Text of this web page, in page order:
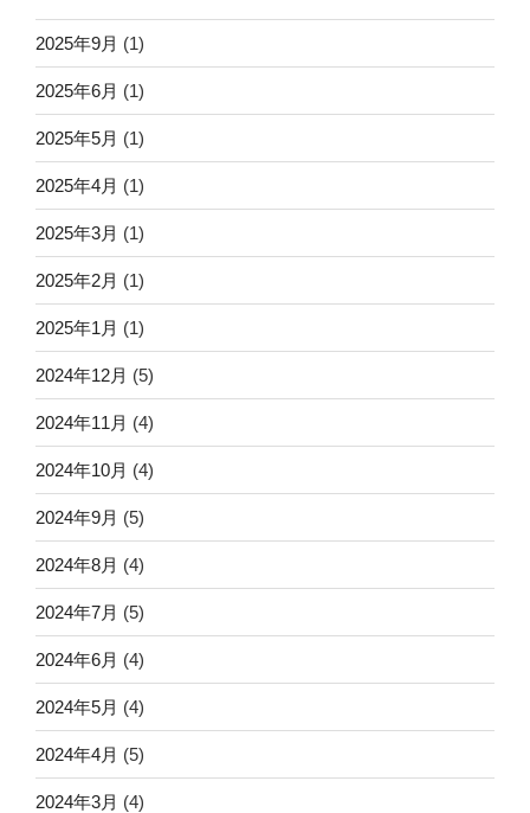
2025年9月 (1)
2025年6月 (1)
2025年5月 (1)
2025年4月 (1)
2025年3月 (1)
2025年2月 (1)
2025年1月 (1)
2024年12月 (5)
2024年11月 (4)
2024年10月 (4)
2024年9月 (5)
2024年8月 (4)
2024年7月 (5)
2024年6月 (4)
2024年5月 (4)
2024年4月 (5)
2024年3月 (4)